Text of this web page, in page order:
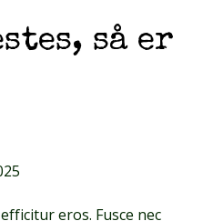
så er
eros. Fusce nec